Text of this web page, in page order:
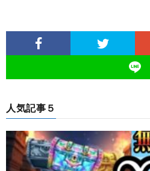
人気記事５